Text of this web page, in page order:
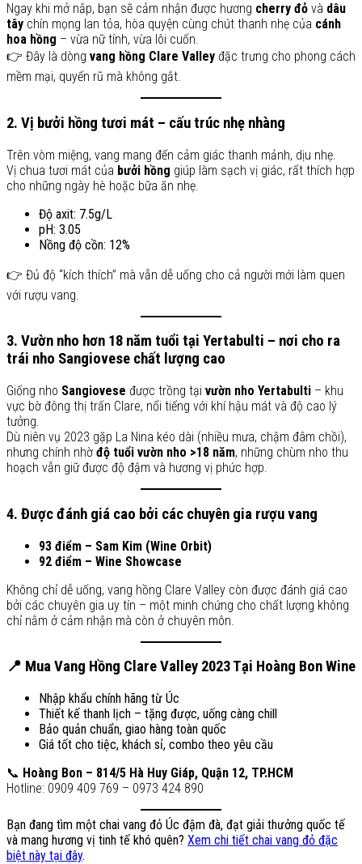
Ngay khi mở nắp, bạn sẽ cảm nhận được hương cherry đỏ và dâu
tây chín mọng lan tỏa, hòa quyện cùng chút thanh nhẹ của cánh
hoa hồng – vừa nữ tính, vừa lôi cuốn.
👉 Đây là dòng vang hồng Clare Valley đặc trưng cho phong cách
mềm mại, quyến rũ mà không gắt.
2. Vị bưởi hồng tươi mát – cấu trúc nhẹ nhàng
Trên vòm miệng, vang mang đến cảm giác thanh mảnh, dịu nhẹ.
Vị chua tươi mát của bưởi hồng giúp làm sạch vị giác, rất thích hợp
cho những ngày hè hoặc bữa ăn nhẹ.
Độ axit: 7.5g/L
pH: 3.05
Nồng độ cồn: 12%
👉 Đủ độ “kích thích” mà vẫn dễ uống cho cả người mới làm quen
với rượu vang.
3. Vườn nho hơn 18 năm tuổi tại Yertabulti – nơi cho ra
trái nho Sangiovese chất lượng cao
Giống nho Sangiovese được trồng tại vườn nho Yertabulti – khu
vực bờ đông thị trấn Clare, nổi tiếng với khí hậu mát và độ cao lý
tưởng.
Dù niên vụ 2023 gặp La Nina kéo dài (nhiều mưa, chậm đâm chồi),
nhưng chính nhờ độ tuổi vườn nho >18 năm, những chùm nho thu
hoạch vẫn giữ được độ đậm và hương vị phức hợp.
4. Được đánh giá cao bởi các chuyên gia rượu vang
93 điểm – Sam Kim (Wine Orbit)
92 điểm – Wine Showcase
Không chỉ dễ uống, vang hồng Clare Valley còn được đánh giá cao
bởi các chuyên gia uy tín – một minh chứng cho chất lượng không
chỉ nằm ở cảm nhận mà còn ở chuyên môn.
📍 Mua Vang Hồng Clare Valley 2023 Tại Hoàng Bon Wine
Nhập khẩu chính hãng từ Úc
Thiết kế thanh lịch – tặng được, uống càng chill
Bảo quản chuẩn, giao hàng toàn quốc
Giá tốt cho tiệc, khách sỉ, combo theo yêu cầu
📞 Hoàng Bon – 814/5 Hà Huy Giáp, Quận 12, TP.HCM
Hotline: 0909 409 769 – 0973 424 890
Bạn đang tìm một chai vang đỏ Úc đậm đà, đạt giải thưởng quốc tế
và mang hương vị tinh tế khó quên? Xem chi tiết chai vang đỏ đặc
biệt này tại đây.